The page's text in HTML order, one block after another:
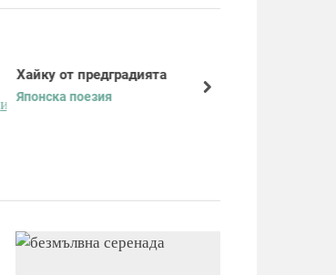
s
Хайку от предградията
Японска поезия next